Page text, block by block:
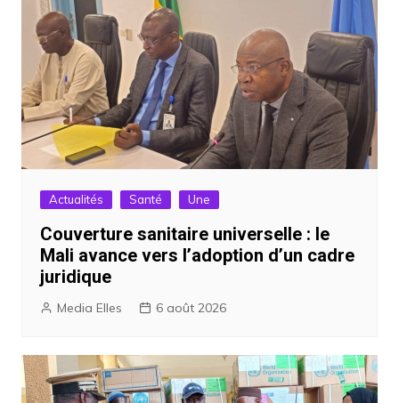
Actualités Santé Une
Couverture sanitaire universelle : le
Mali avance vers l’adoption d’un cadre
juridique
Media Elles 6 août 2026